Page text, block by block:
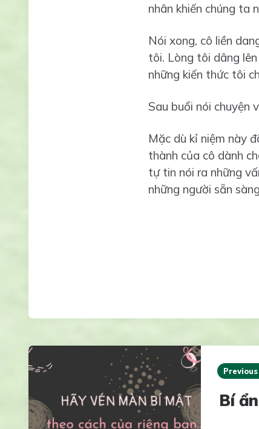
nhân khiến chúng ta
Nói xong, cô liền
tôi. Lòng tôi dâng
những kiến thức tôi
Sau buổi nói chuyện
Mặc dù kỉ niệm này
thành của cô dành
tự tin nói ra những
những người sẵn
Post
navigation
Bí